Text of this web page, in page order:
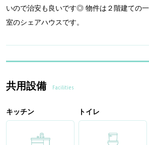
いので治安も良いです◎ 物件は２階建ての
室のシェアハウスです。
共用設備 Facilities
キッチン トイレ